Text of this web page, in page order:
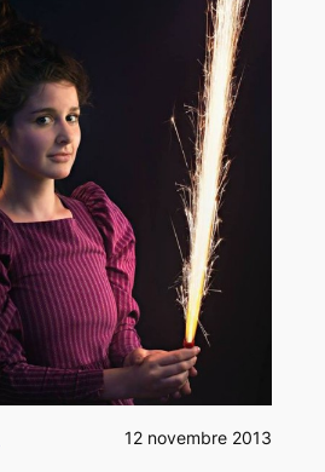
12 novembre 2013